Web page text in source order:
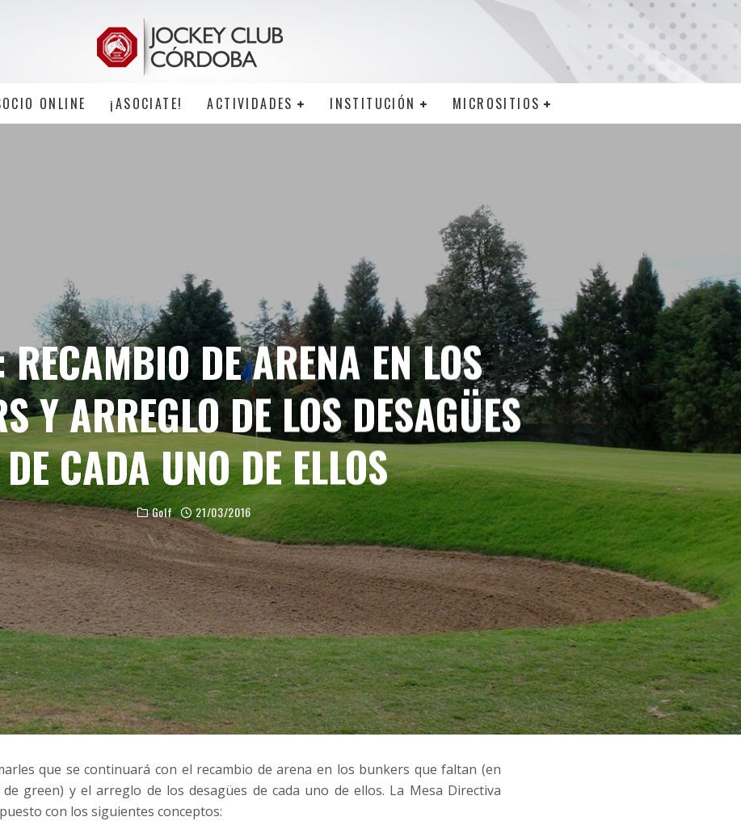
ONLINE ¡ASOCIATE! ACTIVIDADES INSTITUCIÓN MICROSITIOS
RECAMBIO DE ARENA EN LOS
Y ARREGLO DE LOS DESAGÜES
DE CADA UNO DE ELLOS
Golf 21/03/2016
que se continuará con el recambio de arena en los bunkers que faltan (en
green) y el arreglo de los desagües de cada uno de ellos. La Mesa Directiva
con los siguientes conceptos: